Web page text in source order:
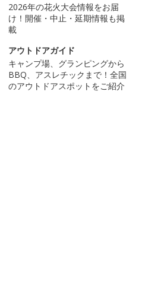
2026年の花火大会情報をお届
け！開催・中止・延期情報も掲
載
アウトドアガイド
キャンプ場、グランピングから
BBQ、アスレチックまで！全国
のアウトドアスポットをご紹介